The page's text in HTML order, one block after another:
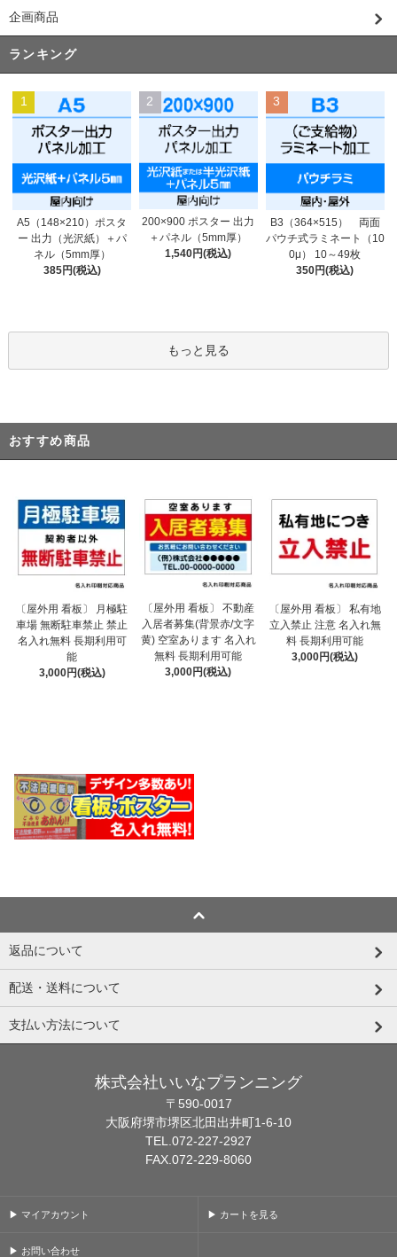
企画商品
ランキング
1
A5（148×210）ポスタ
ー 出力（光沢紙）＋パ
ネル（5mm厚）
385円(税込)
2
200×900 ポスター 出力
＋パネル（5mm厚）
1,540円(税込)
3
B3（364×515） 両面
パウチ式ラミネート（10
0μ） 10～49枚
350円(税込)
もっと見る
おすすめ商品
〔屋外用 看板〕 月極駐
車場 無断駐車禁止 禁止
名入れ無料 長期利用可
能
3,000円(税込)
〔屋外用 看板〕 不動産
入居者募集(背景赤/文字
黄) 空室あります 名入れ
無料 長期利用可能
3,000円(税込)
〔屋外用 看板〕 私有地
立入禁止 注意 名入れ無
料 長期利用可能
3,000円(税込)
返品について
配送・送料について
支払い方法について
株式会社いいなプランニング
〒590-0017
大阪府堺市堺区北田出井町1-6-10
TEL.072-227-2927
FAX.072-229-8060
▶ マイアカウント ▶ カートを見る
▶ お問い合わせ